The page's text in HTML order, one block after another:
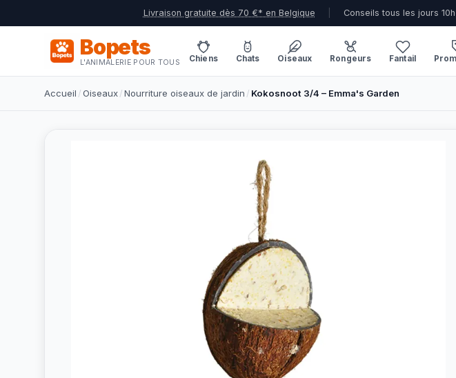
Livraison gratuite dès 70 €* en Belgique Conseils tous les jours
Bopets
L'ANIMALERIE POUR TOUS Chiens Chats Oiseaux Rongeurs Fantail
Accueil /Oiseaux/Nourriture oiseaux de jardin / Kokosnoot 3/4 – Emma's Garden